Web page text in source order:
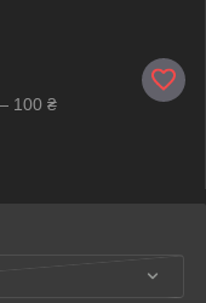
100 ₴